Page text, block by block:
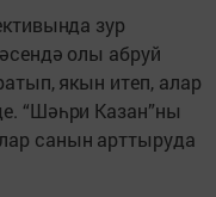
зур
олы абруй
якын итеп, алар
“Шәһри Казан”ны
санын арттыруда